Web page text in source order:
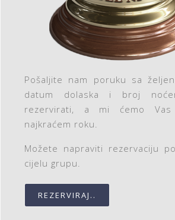
Pošaljite nam poruku sa
datum dolaska i broj
rezervirati, a mi ćemo
najkraćem roku.
Možete napraviti rezervaciju
cijelu grupu.
REZERVIRAJ..